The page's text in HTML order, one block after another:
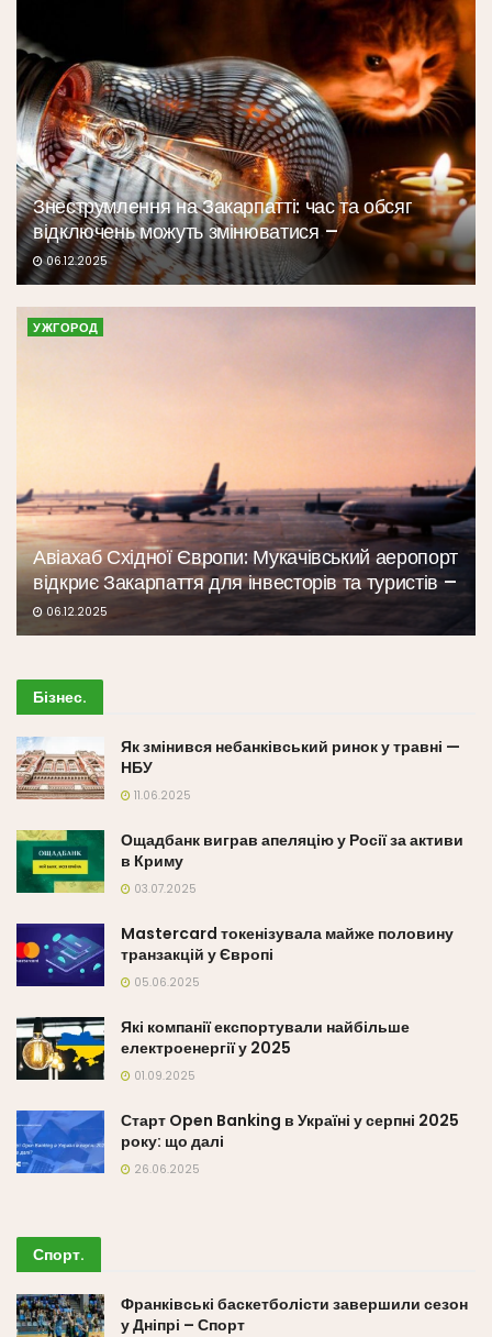
Знеструмлення на Закарпатті: час та обсяг
відключень можуть змінюватися –
06.12.2025
УЖГОРОД
Авіахаб Східної Європи: Мукачівський аеропорт
відкриє Закарпаття для інвесторів та туристів –
06.12.2025
Бізнес.
Як змінився небанківський ринок у травні —
НБУ
11.06.2025
Ощадбанк виграв апеляцію у Росії за активи
в Криму
03.07.2025
Mastercard токенізувала майже половину
транзакцій у Європі
05.06.2025
Які компанії експортували найбільше
електроенергії у 2025
01.09.2025
Старт Open Banking в Україні у серпні 2025
року: що далі
26.06.2025
Спорт.
Франківські баскетболісти завершили сезон
у Дніпрі – Спорт